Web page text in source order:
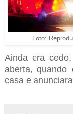
Foto:
Ainda era
aberta, quando
casa e